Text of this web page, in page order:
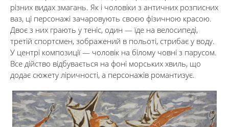
різних видах змагань. Як і чоловіки з античних розписних
ваз, ці персонажі зачаровують своєю фізичною красою.
Двоє з них грають у теніс, один — їде на велосипеді,
третій спортсмен, зображений в польоті, стрибає у воду.
У центрі композиції — чоловік на білому човні з парусом.
Все дійство відбувається на фоні морських хвиль, що
додає сюжету ліричності, а персонажів романтизує.